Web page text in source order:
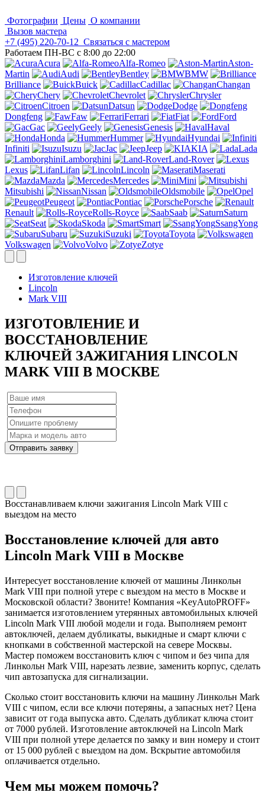
Фотографии Цены О компании
Вызов мастера
+7 (495) 220-70-12 Связаться с мастером
Работаем ПН-ВС с 8:00 до 22:00
Acura
Alfa-Romeo
Aston-
Martin
Audi Bentley
BMW
Brilliance
Buick Cadillac
Changan
Chery
Chevrolet
Chrysler
Citroen
Datsun
Dodge
Dongfeng
Faw Ferrari Fiat
Ford
Gac
Geely Genesis
Haval
Honda
Hummer
Hyundai
Infiniti
Isuzu Jac Jeep KIA
Lada
Lamborghini
Land-Rover
Lexus
Lifan Lincoln
Maserati
Mazda
Mercedes
Mini
Mitsubishi
Nissan Oldsmobile
Opel
Peugeot
Pontiac
Porsche
Renault
Rolls-Royce Saab
Saturn
Seat
Skoda Smart
SsangYong
Subaru
Suzuki
Toyota
Volkswagen
Volvo Zotye
Изготовление ключей
Lincoln
Mark VIII
ИЗГОТОВЛЕНИЕ И
ВОССТАНОВЛЕНИЕ
КЛЮЧЕЙ ЗАЖИГАНИЯ LINCOLN
MARK VIII В МОСКВЕ
Отправить заявку
Восстанавливаем ключи зажигания Lincoln Mark VIII с
выездом на место
Восстановление ключей для авто
Lincoln Mark VIII в Москве
Интересует восстановление ключей от машины Линкольн
Mark VIII при полной утере с выездом на место в Москве и
Московской области? Звоните! Компания «KeyAutoPROFF»
занимается изготовлением утерянных автомобильных ключей
Lincoln Mark VIII любой модели и года. Выполняем ремонт
автоключей, делаем дубликаты, выкидные и смарт ключи с
кнопками в собственной мастерской на севере Москвы.
Мастер поможем восстановить ключ с чипом и без чипа для
Линкольн Mark VIII, нарезать лезвие, заменить корпус, сделать
чип автозапуска для сигнализации.
Сколько стоит восстановить ключи на машину Линкольн Mark
VIII с чипом, если все ключи потеряны, а запасных нет? Цена
зависит от года выпуска авто. Сделать дубликат ключа стоит
от 7000 рублей. Изготовление автоключей на Lincoln Mark
VIII при полной утере делается по замку и вин номеру и стоит
от 15 000 рублей с выездом на дом. Вскрытие автомобиля
оплачивается отдельно.
Чем мы можем помочь?